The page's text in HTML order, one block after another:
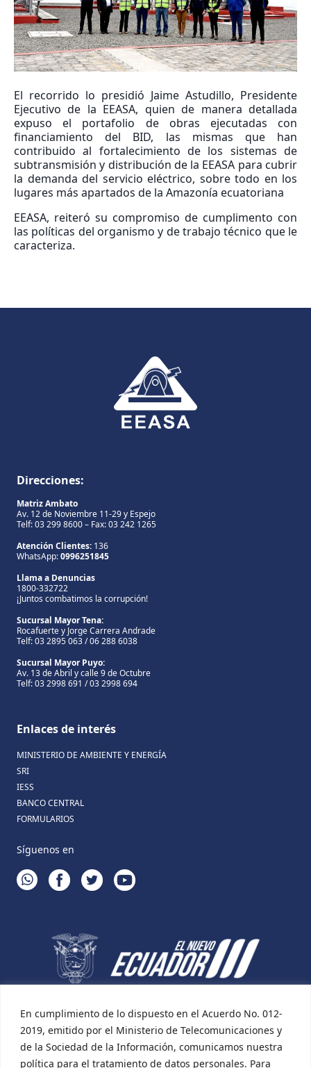
En cumplimiento de lo dispuesto en el Acuerdo No. 012-
2019, emitido por el Ministerio de Telecomunicaciones y
de la Sociedad de la Información, comunicamos nuestra
política para el tratamiento de datos personales. Para
El recorrido lo presidió Jaime Astudillo, Presidente
Ejecutivo de la EEASA, quien de manera detallada
expuso el portafolio de obras ejecutadas con
financiamiento del BID, las mismas que han
contribuido al fortalecimiento de los sistemas de
subtransmisión y distribución de la EEASA para cubrir
la demanda del servicio eléctrico, sobre todo en los
lugares más apartados de la Amazonía ecuatoriana
EEASA, reiteró su compromiso de cumplimento con
las políticas del organismo y de trabajo técnico que le
caracteriza.
Direcciones:
Matriz Ambato
Av. 12 de Noviembre 11-29 y Espejo
Telf: 03 299 8600 – Fax: 03 242 1265
Atención Clientes: 136
WhatsApp:0996251845
Llama a Denuncias
1800-332722
¡Juntos combatimos la corrupción!
Sucursal Mayor Tena:
Rocafuerte y Jorge Carrera Andrade
Telf: 03 2895 063 / 06 288 6038
Sucursal Mayor Puyo:
Av. 13 de Abril y calle 9 de Octubre
Telf: 03 2998 691 / 03 2998 694
Enlaces de interés
MINISTERIO DE AMBIENTE Y ENERGÍA
SRI
IESS
BANCO CENTRAL
FORMULARIOS
Síguenos en
WHATSAPPFACEBOOKTWITTERYOUTUBE